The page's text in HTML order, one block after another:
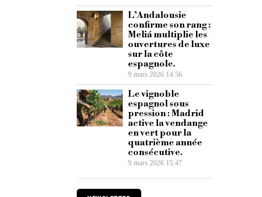
L’Andalousie
confirme son rang :
Meliá multiplie les
ouvertures de luxe
sur la côte
espagnole.
9 mars 2026 14:56
Le vignoble
espagnol sous
pression : Madrid
active la vendange
en vert pour la
quatrième année
consécutive.
9 mars 2026 15:47